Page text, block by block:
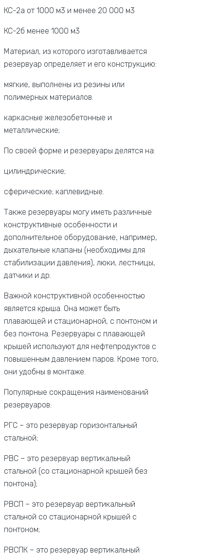
КС-2а от 1000 м3 и менее 20 000 м3
КС-2б менее 1000 м3
Материал, из которого изготавливается
резервуар определяет и его конструкцию:
мягкие, выполнены из резины или
полимерных материалов.
каркасные железобетонные и
металлические;
По своей форме и резервуары делятся на:
цилиндрические;
сферические; каплевидные.
Также резервуары могу иметь различные
конструктивные особенности и
дополнительное оборудование, например,
дыхательные клапаны (необходимы для
стабилизации давления), люки, лестницы,
датчики и др.
Важной конструктивной особенностью
является крыша. Она может быть
плавающей и стационарной, с понтоном и
без понтона. Резервуары с плавающей
крышей используют для нефтепродуктов с
повышенным давлением паров. Кроме того,
они удобны в монтаже.
Популярные сокращения наименований
резервуаров:
РГС – это резервуар горизонтальный
стальной;
РВС – это резервуар вертикальный
стальной (со стационарной крышей без
понтона);
РВСП – это резервуар вертикальный
стальной со стационарной крышей с
понтоном;
РВСПК – это резервуар вертикальный